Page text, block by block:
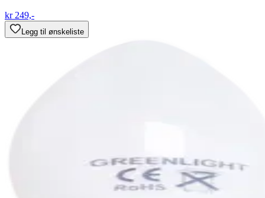
kr 249,-
Legg til ønskeliste